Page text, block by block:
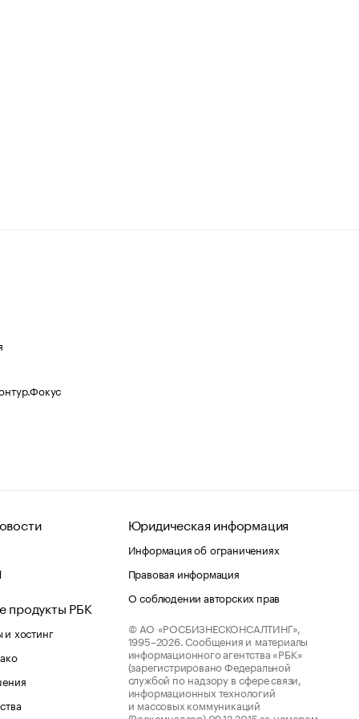
продукты РБК
хостинг
Юридическая информация
Информация об ограничениях
Правовая информация
О соблюдении авторских прав
© АО «РОСБИЗНЕСКОНСАЛТИНГ»,
1995–2026. Сообщения и материалы
информационного агентства «РБК»
(зарегистрировано Федеральной
службой по надзору в сфере связи,
информационных технологий
и массовых коммуникаций